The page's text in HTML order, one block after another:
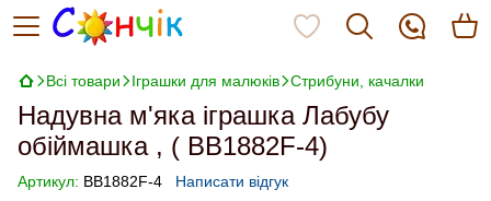
Всі товари Іграшки для малюків Стрибуни, качалки
Надувна м'яка іграшка Лабубу
обіймашка , ( BB1882F-4)
Артикул: BB1882F-4 Написати відгук